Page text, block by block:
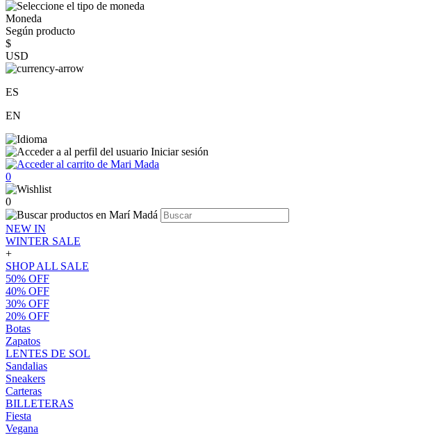
Moneda
Según producto
$
USD
ES
EN
Iniciar sesión
0
0
NEW IN
WINTER SALE
+
SHOP ALL SALE
50% OFF
40% OFF
30% OFF
20% OFF
Botas
Zapatos
LENTES DE SOL
Sandalias
Sneakers
Carteras
BILLETERAS
Fiesta
Vegana